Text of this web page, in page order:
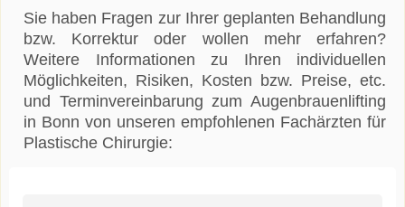
Sie haben Fragen zur Ihrer geplanten Behandlung
bzw. Korrektur oder wollen mehr erfahren?
Weitere Informationen zu Ihren individuellen
Möglichkeiten, Risiken, Kosten bzw. Preise, etc.
und Terminvereinbarung zum Augenbrauenlifting
in Bonn von unseren empfohlenen Fachärzten für
Plastische Chirurgie: